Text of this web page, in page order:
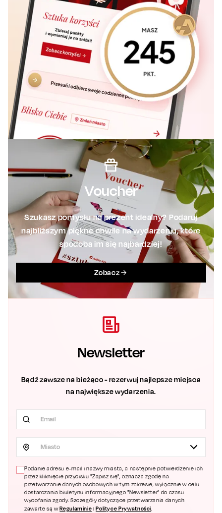
Voucher
Szukasz pomysłu na prezent idealny? Podaruj
najbliższym piękne chwile na wydarzeniu, które
spodoba im się najbardziej!
Zobacz
Newsletter
Bądź zawsze na bieżąco - rezerwuj najlepsze miejsca
na największe wydarzenia.
Miasto
Podanie adresu e-mail i nazwy miasta, a następnie potwierdzenie ich
przez kliknięcie przycisku "Zapisz się", oznacza zgodę na
przetwarzanie danych osobowych w tym zakresie, wyłącznie w celu
dostarczania biuletynu informacyjnego "Newsletter" do czasu
wycofania zgody. Szczegóły dotyczące przetwarzania danych
zawarte są wRegulaminie iPolityce Prywatności.